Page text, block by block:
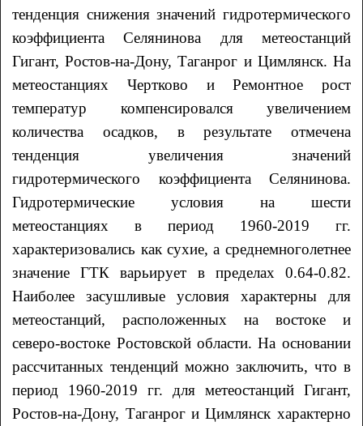
тенденция снижения значений гидротермического
коэффициента Селянинова для метеостанций
Гигант, Ростов-на-Дону, Таганрог и Цимлянск. На
метеостанциях Чертково и Ремонтное рост
температур компенсировался увеличением
количества осадков, в результате отмечена
тенденция увеличения значений
гидротермического коэффициента Селянинова.
Гидротермические условия на шести
метеостанциях в период 1960-2019 гг.
характеризовались как сухие, а среднемноголетнее
значение ГТК варьирует в пределах 0.64-0.82.
Наиболее засушливые условия характерны для
метеостанций, расположенных на востоке и
северо-востоке Ростовской области. На основании
рассчитанных тенденций можно заключить, что в
период 1960-2019 гг. для метеостанций Гигант,
Ростов-на-Дону, Таганрог и Цимлянск характерно